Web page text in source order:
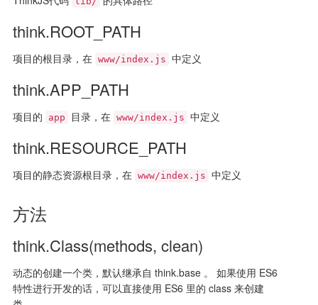
think.ROOT_PATH
项目的根目录，在 www/index.js 中定义
think.APP_PATH
项目的 app 目录，在 www/index.js 中定义
think.RESOURCE_PATH
项目的静态资源根目录，在 www/index.js 中定义
方法
think.Class(methods, clean)
动态的创建一个类，默认继承自 think.base 。 如果使用 ES6
特性进行开发的话，可以直接使用 ES6 里的 class 来创建